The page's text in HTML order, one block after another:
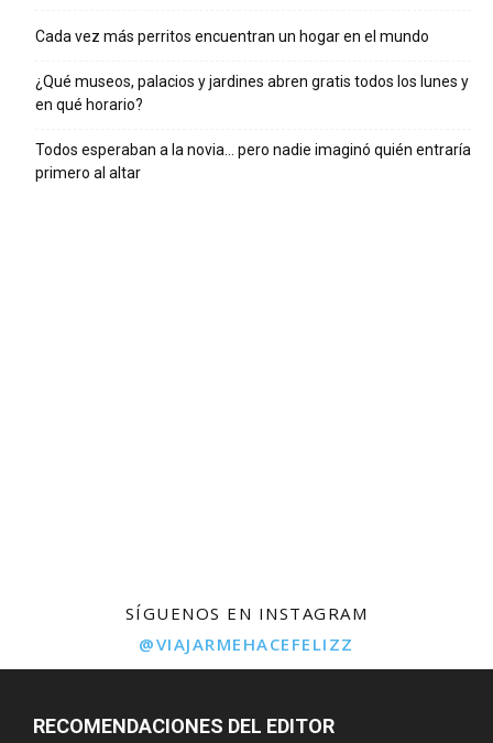
Cada vez más perritos encuentran un hogar en el mundo
¿Qué museos, palacios y jardines abren gratis todos los lunes y
en qué horario?
Todos esperaban a la novia… pero nadie imaginó quién entraría
primero al altar
SÍGUENOS EN INSTAGRAM
@VIAJARMEHACEFELIZZ
RECOMENDACIONES DEL EDITOR